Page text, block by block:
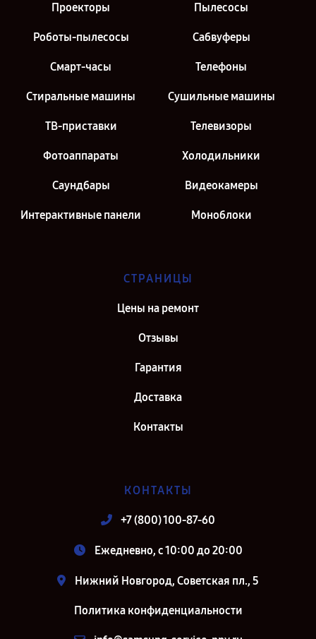
Проекторы Пылесосы
Роботы-пылесосы Сабвуферы
Смарт-часы Телефоны
Стиральные машины Сушильные машины
ТВ-приставки Телевизоры
Фотоаппараты Холодильники
Саундбары Видеокамеры
Интерактивные панели Моноблоки
СТРАНИЦЫ
Цены на ремонт
Отзывы
Гарантия
Доставка
Контакты
КОНТАКТЫ
+7 (800) 100-87-60
Ежедневно, с 10:00 до 20:00
Нижний Новгород, Советская пл., 5
Политика конфиденциальности